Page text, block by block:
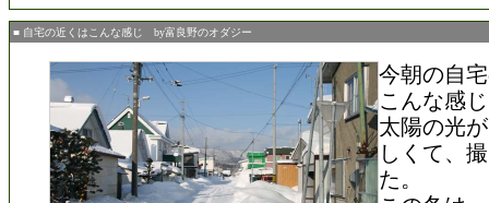
■ 自宅の近くはこんな感じ by富良野のオダジー
今朝の自
こんな感
太陽の光
しくて、
た。